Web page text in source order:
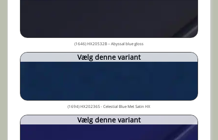
(1646) HX20532B – Abyssal blue gloss
Vælg denne variant
(1694) HX20236S - Celestial Blue Met Satin HX
Vælg denne variant